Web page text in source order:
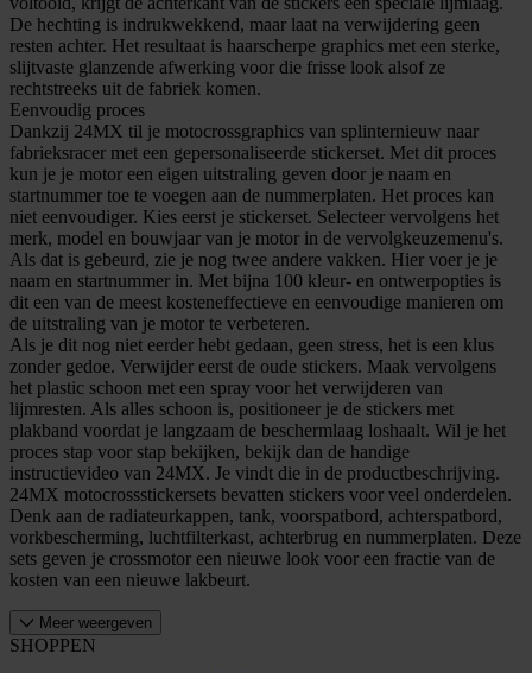
De hechting is indrukwekkend, maar laat na verwijdering geen
resten achter. Het resultaat is haarscherpe graphics met een sterke,
slijtvaste glanzende afwerking voor die frisse look alsof ze
rechtstreeks uit de fabriek komen.
Eenvoudig proces
Dankzij 24MX til je motocrossgraphics van splinternieuw naar
fabrieksracer met een gepersonaliseerde stickerset. Met dit proces
kun je je motor een eigen uitstraling geven door je naam en
startnummer toe te voegen aan de nummerplaten. Het proces kan
niet eenvoudiger. Kies eerst je stickerset. Selecteer vervolgens het
merk, model en bouwjaar van je motor in de vervolgkeuzemenu's.
Als dat is gebeurd, zie je nog twee andere vakken. Hier voer je je
naam en startnummer in. Met bijna 100 kleur- en ontwerpopties is
dit een van de meest kosteneffectieve en eenvoudige manieren om
de uitstraling van je motor te verbeteren.
Als je dit nog niet eerder hebt gedaan, geen stress, het is een klus
zonder gedoe. Verwijder eerst de oude stickers. Maak vervolgens
het plastic schoon met een spray voor het verwijderen van
lijmresten. Als alles schoon is, positioneer je de stickers met
plakband voordat je langzaam de beschermlaag loshaalt. Wil je het
proces stap voor stap bekijken, bekijk dan de handige
instructievideo van 24MX. Je vindt die in de productbeschrijving.
24MX motocrossstickersets bevatten stickers voor veel onderdelen.
Denk aan de radiateurkappen, tank, voorspatbord, achterspatbord,
vorkbescherming, luchtfilterkast, achterbrug en nummerplaten. Deze
sets geven je crossmotor een nieuwe look voor een fractie van de
kosten van een nieuwe lakbeurt.
Meer weergeven
SHOPPEN